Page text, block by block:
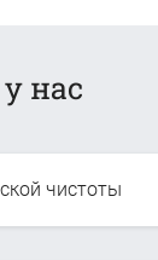
нас
чистоты